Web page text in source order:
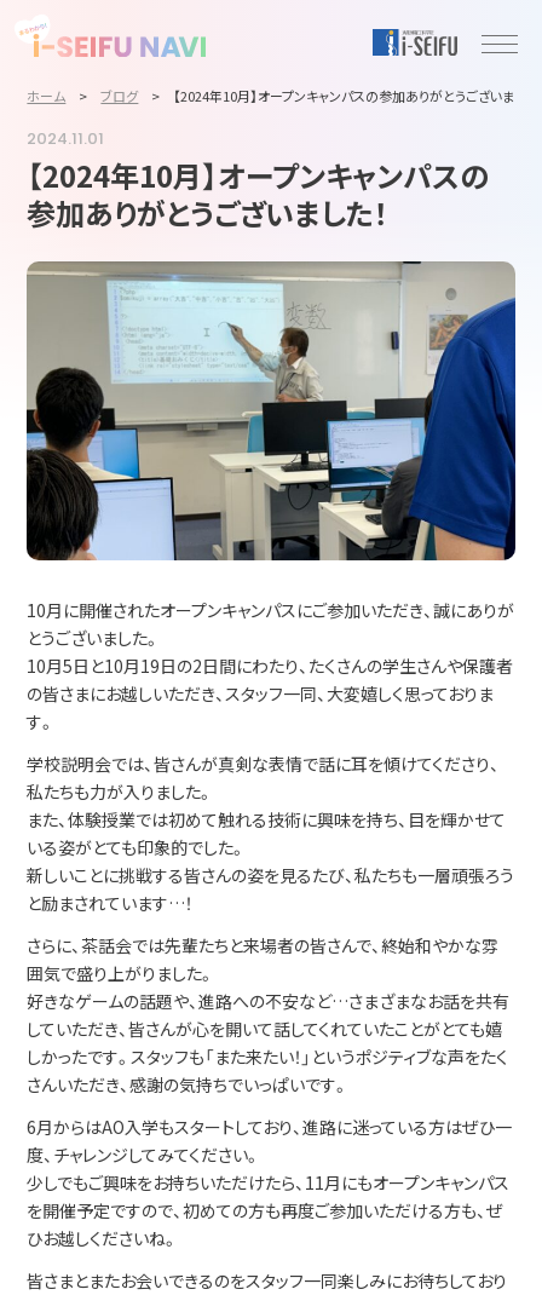
ホーム >ブログ > 【2024年10月】オープンキャンパスの参加ありがとうございました
2024.11.01
【2024年10月】オープンキャンパスの
参加ありがとうございました！
10月に開催されたオープンキャンパスにご参加いただき、誠にありが
とうございました。
10月5日と10月19日の2日間にわたり、たくさんの学生さんや保護者
の皆さまにお越しいただき、スタッフ一同、大変嬉しく思っておりま
す。
学校説明会では、皆さんが真剣な表情で話に耳を傾けてくださり、
私たちも力が入りました。
また、体験授業では初めて触れる技術に興味を持ち、目を輝かせて
いる姿がとても印象的でした。
新しいことに挑戦する皆さんの姿を見るたび、私たちも一層頑張ろう
と励まされています…！
さらに、茶話会では先輩たちと来場者の皆さんで、終始和やかな雰
囲気で盛り上がりました。
好きなゲームの話題や、進路への不安など…さまざまなお話を共有
していただき、皆さんが心を開いて話してくれていたことがとても嬉
しかったです。スタッフも「また来たい！」というポジティブな声をたく
さんいただき、感謝の気持ちでいっぱいです。
6月からはAO入学もスタートしており、進路に迷っている方はぜひ一
度、チャレンジしてみてください。
少しでもご興味をお持ちいただけたら、11月にもオープンキャンパス
を開催予定ですので、初めての方も再度ご参加いただける方も、ぜ
ひお越しくださいね。
皆さまとまたお会いできるのをスタッフ一同楽しみにお待ちしており